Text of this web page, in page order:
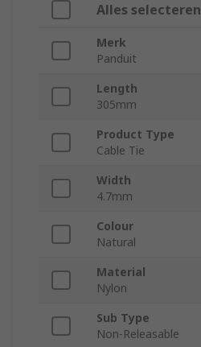
Alles selecteren
Merk
Panduit
Length
305mm
Product Type
Cable Tie
Width
4.7mm
Colour
Natural
Material
Nylon
Sub Type
Non-Releasable